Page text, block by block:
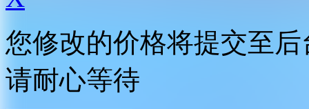
您修改的价格将提交至
请耐心等待